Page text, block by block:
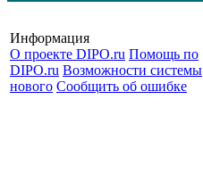
Информация
О проекте DIPO.ru Помощь по
DIPO.ru Возможности системы
нового Сообщить об ошибке